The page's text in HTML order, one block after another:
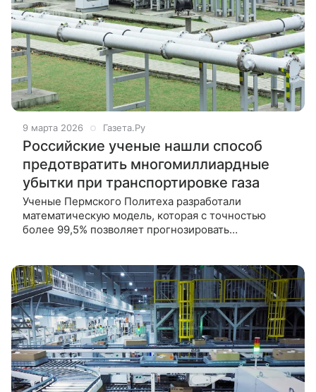
9 марта 2026 Газета.Ру
Российские ученые нашли способ
предотвратить многомиллиардные
убытки при транспортировке газа
Ученые Пермского Политеха разработали
математическую модель, которая с точностью
более 99,5% позволяет прогнозировать